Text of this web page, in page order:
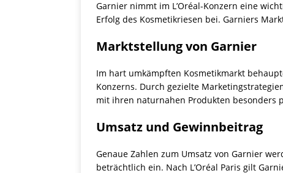
Garnier nimmt im L’Oréal-Konzern eine
Erfolg des Kosmetikriesen bei. Garniers
Marktstellung von Garnier
Im hart umkämpften Kosmetikmarkt
Konzerns. Durch gezielte
mit ihren naturnahen Produkten besonders
Umsatz und Gewinnbeitrag
Genaue Zahlen zum Umsatz von Garnier
beträchtlich ein. Nach L’Oréal Paris gilt